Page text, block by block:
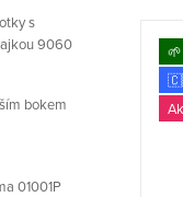
s
9060
bokem
01001P